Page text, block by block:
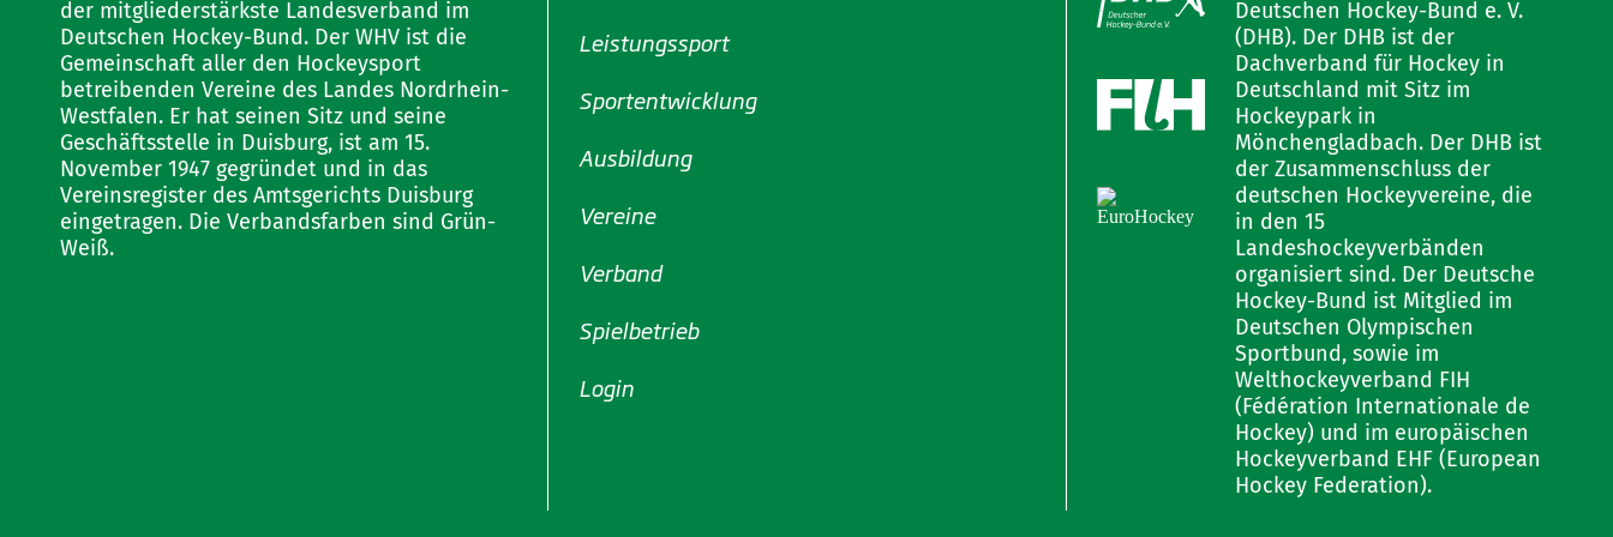
der mitgliederstärkste Landesverband im
Deutschen Hockey-Bund. Der WHV ist die
Gemeinschaft aller den Hockeysport
betreibenden Vereine des Landes Nordrhein-
Westfalen. Er hat seinen Sitz und seine
Geschäftsstelle in Duisburg, ist am 15.
November 1947 gegründet und in das
Vereinsregister des Amtsgerichts Duisburg
eingetragen. Die Verbandsfarben sind Grün-
Weiß.
Leistungssport
Sportentwicklung
Ausbildung
Vereine
Verband
Spielbetrieb
Login
Deutschen Hockey-Bund e. V.
(DHB). Der DHB ist der
Dachverband für Hockey in
Deutschland mit Sitz im
Hockeypark in
Mönchengladbach. Der DHB ist
der Zusammenschluss der
deutschen Hockeyvereine, die
in den 15
Landeshockeyverbänden
organisiert sind. Der Deutsche
Hockey-Bund ist Mitglied im
Deutschen Olympischen
Sportbund, sowie im
Welthockeyverband FIH
(Fédération Internationale de
Hockey) und im europäischen
Hockeyverband EHF (European
Hockey Federation).